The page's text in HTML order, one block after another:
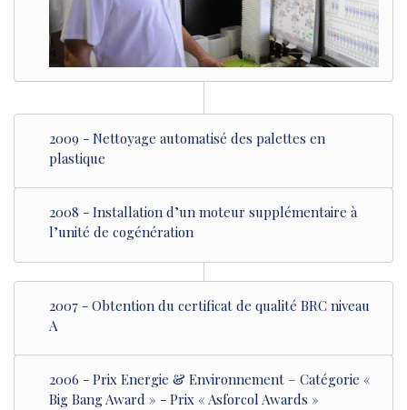
2009 - Nettoyage automatisé des palettes en
plastique
2008 - Installation d’un moteur supplémentaire à
l’unité de cogénération
2007 - Obtention du certificat de qualité BRC niveau
A
2006 - Prix Energie & Environnement – Catégorie «
Big Bang Award » - Prix « Asforcol Awards »